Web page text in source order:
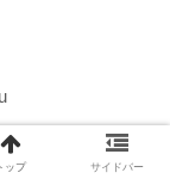
ップ サイドバー